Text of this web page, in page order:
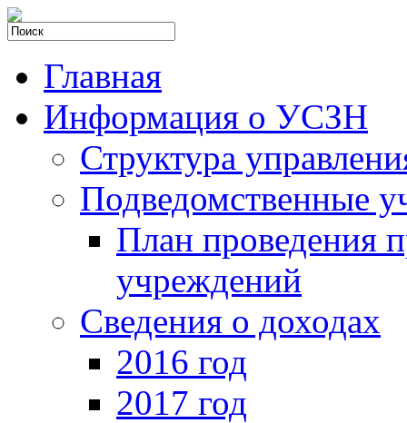
Главная
Информация о УСЗН
Структура
Подведомственные
План проведения
учреждений
Сведения о доходах
2016 год
2017 год